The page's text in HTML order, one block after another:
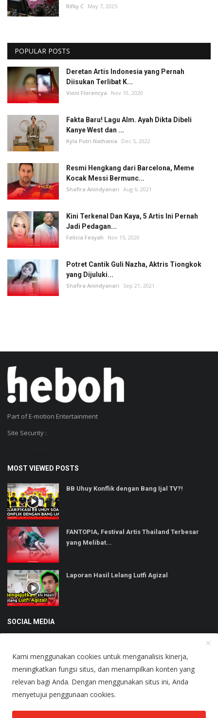
Rifky C May 7, 2025
POPULAR POSTS
Deretan Artis Indonesia yang Pernah
Diisukan Terlibat K...
Vioni Florencya Nov 10, 2020
Fakta Baru! Lagu Alm. Ayah Dikta Dibeli
Kanye West dan ...
Kyla Putri Nathania Dec 5, 2022
Resmi Hengkang dari Barcelona, Meme
Kocak Messi Bermunc...
Shafira Anindyanari Aug 6, 2021
Kini Terkenal Dan Kaya, 5 Artis Ini Pernah
Jadi Pedagan...
Felicia Fesyah Nov 15, 2020
Potret Cantik Guli Nazha, Aktris Tiongkok
yang Dijuluki...
Shafira Anindyanari Sep 21, 2021
Part of E-motion Entertainment
Site Security :
MOST VIEWED POSTS
BB Uhuy Konflik dengan Bang Ijal TV?!
FANTOPIA, Festival Artis Thailand Terbesar
yang Melibat...
Laporan Hasil Lelang Lutfi Agizal
SOCIAL MEDIA
Copyright © 2025 Heboh - All Rights Reserved.
About Us Terms & Conditions
Kami menggunakan cookies untuk menganalisis kinerja,
meningkatkan fungsi situs, dan menampilkan konten yang
relevan bagi Anda. Dengan menggunakan situs ini, Anda
menyetujui penggunaan cookies.